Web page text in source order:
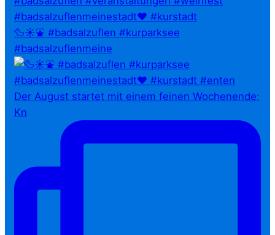
🦆☀️⛲ #badsalzuflen #kurparksee
#badsalzuflenmeine
Der August startet mit einem feinen Wochenende:
Kn